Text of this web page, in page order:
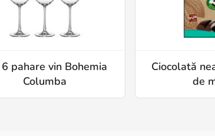
pahare vin Bohemia
Columba
Ciocolată
de